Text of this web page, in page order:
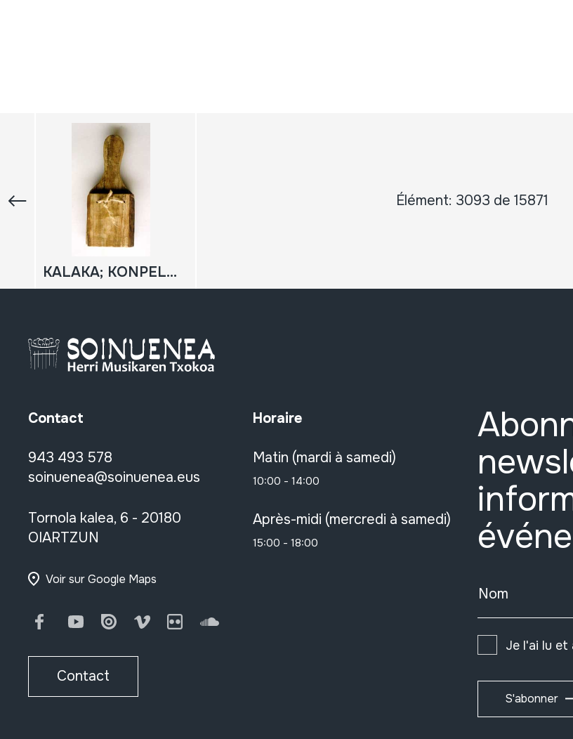
Élément: 3093 de 15871
KALAKA; KONPELETA
Contact
943 493 578
soinuenea@soinuenea.eus
Tornola kalea, 6 - 20180
OIARTZUN
Voir sur Google Maps
FacebookYoutubeIssuu Vimeo FlickrSoundCloud
Contact
Horaire
Matin (mardi à samedi)
10:00 - 14:00
Après-midi (mercredi à samedi)
15:00 - 18:00
Nom
Je l'ai lu et
S'abonner